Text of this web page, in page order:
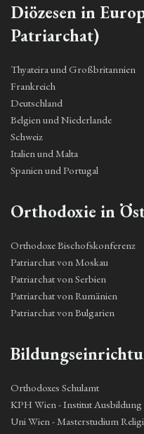
Diözesen in
Patriarchat)
Thyateira und Großbritannien
Frankreich
Deutschland
Belgien und Niederlande
Schweiz
Italien und Malta
Spanien und Portugal
Orthodoxie in
Orthodoxe Bischofskonferenz
Patriarchat von Moskau
Patriarchat von Serbien
Patriarchat von Rumänien
Patriarchat von Bulgarien
Orthodoxes Schulamt
KPH Wien - Institut
Uni Wien - Masterstudium